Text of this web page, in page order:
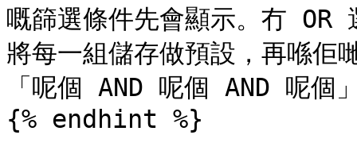
嘅篩選條件先會顯示。冇 OR
將每一組儲存做預設，再喺佢
「呢個 AND 呢個 AND 呢個
{% endhint %}